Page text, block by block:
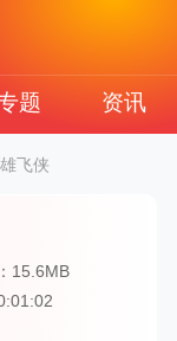
题 资讯
飞侠
15.6MB